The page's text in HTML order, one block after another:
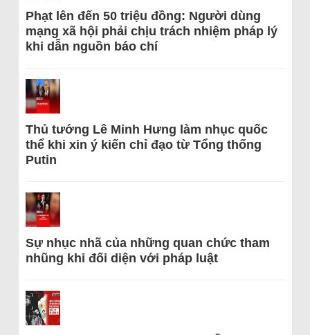
Phạt lên đến 50 triệu đồng: Người dùng
mạng xã hội phải chịu trách nhiệm pháp lý
khi dẫn nguồn báo chí
Thủ tướng Lê Minh Hưng làm nhục quốc
thể khi xin ý kiến chỉ đạo từ Tổng thống
Putin
Sự nhục nhã của những quan chức tham
nhũng khi đối diện với pháp luật